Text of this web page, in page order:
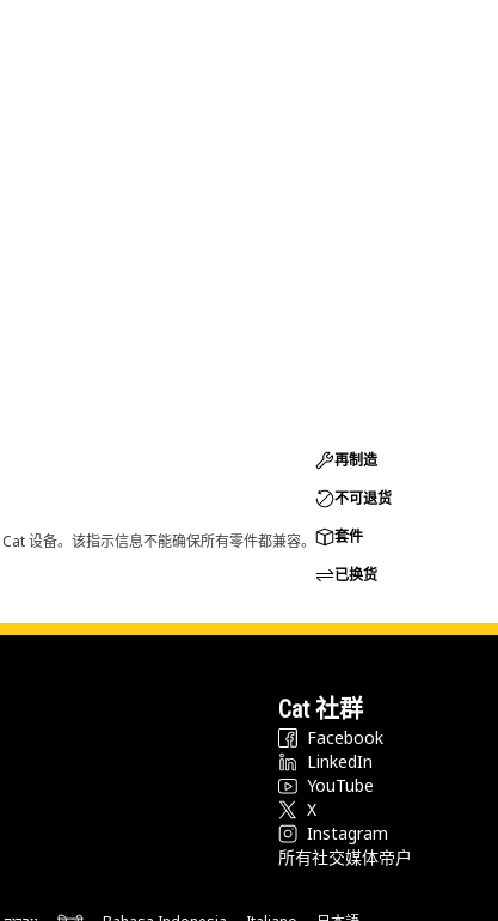
设备。该指示信息不能确保所有零件都兼容。
再制造
不可退货
套件
已换货
Cat 社群
Facebook
LinkedIn
YouTube
X
Instagram
所有社交媒体帝户